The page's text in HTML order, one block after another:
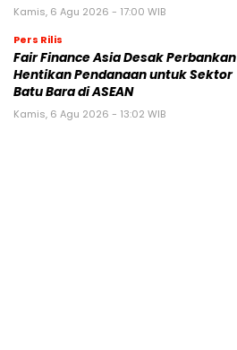
Kamis, 6 Agu 2026 - 17:00 WIB
Pers Rilis
Fair Finance Asia Desak Perbankan
Hentikan Pendanaan untuk Sektor
Batu Bara di ASEAN
Kamis, 6 Agu 2026 - 13:02 WIB